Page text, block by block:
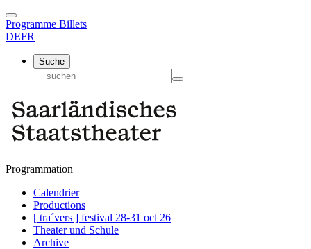
Programme Billets
DEFR
Suche
Programmation
Calendrier
Productions
[ tra´vers ] festival 28-31 oct 26
Theater und Schule
Archive